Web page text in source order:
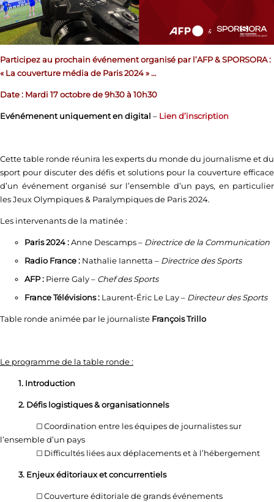
Participez au prochain événement organisé par l’AFP & SPORSORA :
«La couverture média de Paris 2024» …
Date : Mardi 17 octobre de 9h30 à 10h30
Evénémenent uniquement en digital – Lien d’inscription
Cette table ronde réunira les experts du monde du journalisme et du
sport pour discuter des défis et solutions pour la couverture efficace
d’un événement organisé sur l’ensemble d’un pays, en particulier
les Jeux Olympiques & Paralympiques de Paris 2024.
Les intervenants de la matinée :
Paris 2024 :Anne Descamps – Directrice de la Communication
Radio France : Nathalie Iannetta – Directrice des Sports
AFP : Pierre Galy – Chef des Sports
France Télévisions : Laurent-Éric Le Lay – Directeur des Sports
Table ronde animée par le journaliste François Trillo
Le programme de la table ronde :
1. Introduction
2. Défis logistiques & organisationnels
◻️ Coordination entre les équipes de journalistes sur
l’ensemble d’un pays
◻️ Difficultés liées aux déplacements et à l’hébergement
3. Enjeux éditoriaux et concurrentiels
◻️ Couverture éditoriale de grands événements